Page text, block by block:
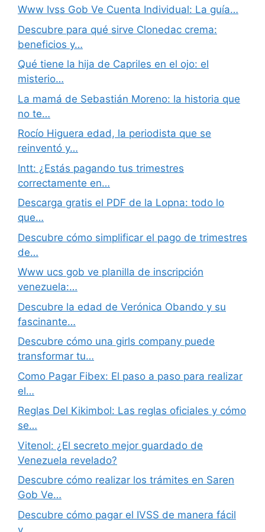
Www Ivss Gob Ve Cuenta Individual: La guía…
Descubre para qué sirve Clonedac crema:
beneficios y…
Qué tiene la hija de Capriles en el ojo: el
misterio…
La mamá de Sebastián Moreno: la historia que
no te…
Rocío Higuera edad, la periodista que se
reinventó y…
Intt: ¿Estás pagando tus trimestres
correctamente en…
Descarga gratis el PDF de la Lopna: todo lo
que…
Descubre cómo simplificar el pago de trimestres
de…
Www ucs gob ve planilla de inscripción
venezuela:…
Descubre la edad de Verónica Obando y su
fascinante…
Descubre cómo una girls company puede
transformar tu…
Como Pagar Fibex: El paso a paso para realizar
el…
Reglas Del Kikimbol: Las reglas oficiales y cómo
se…
Vitenol: ¿El secreto mejor guardado de
Venezuela revelado?
Descubre cómo realizar los trámites en Saren
Gob Ve…
Descubre cómo pagar el IVSS de manera fácil
y…